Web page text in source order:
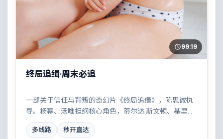
99:19
终局追缉·周末必追
一部关于信任与背叛的奇幻片《终局追缉》，陈思诚执
导。杨幂、汤唯担纲核心角色，蒂尔达·斯文顿、基里安·
墨菲、胡歌、巩俐等实力加盟，取景与班底多来自意大
利。小人物在时代洪流中的抉择令人唏嘘。结尾留白耐
多线路 秒开直达